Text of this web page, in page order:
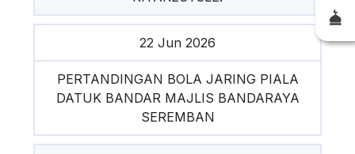
22 Jun 2026
PERTANDINGAN BOLA JARING PIALA
DATUK BANDAR MAJLIS BANDARAYA
SEREMBAN